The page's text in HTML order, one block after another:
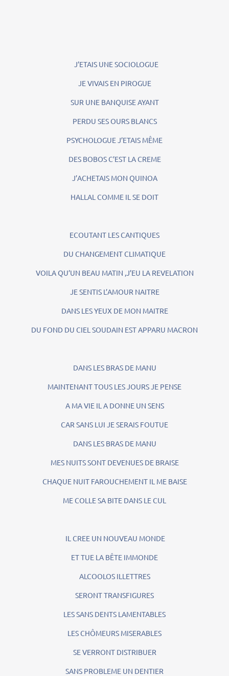
J’ETAIS UNE SOCIOLOGUE
JE VIVAIS EN PIROGUE
SUR UNE BANQUISE AYANT
PERDU SES OURS BLANCS
PSYCHOLOGUE J’ETAIS MÊME
DES BOBOS C’EST LA CREME
J’ACHETAIS MON QUINOA
HALLAL COMME IL SE DOIT
ECOUTANT LES CANTIQUES
DU CHANGEMENT CLIMATIQUE
VOILA QU’UN BEAU MATIN ,J’EU LA REVELATION
JE SENTIS L’AMOUR NAITRE
DANS LES YEUX DE MON MAITRE
DU FOND DU CIEL SOUDAIN EST APPARU MACRON
DANS LES BRAS DE MANU
MAINTENANT TOUS LES JOURS JE PENSE
A MA VIE IL A DONNE UN SENS
CAR SANS LUI JE SERAIS FOUTUE
DANS LES BRAS DE MANU
MES NUITS SONT DEVENUES DE BRAISE
CHAQUE NUIT FAROUCHEMENT IL ME BAISE
ME COLLE SA BITE DANS LE CUL
IL CREE UN NOUVEAU MONDE
ET TUE LA BÊTE IMMONDE
ALCOOLOS ILLETTRES
SERONT TRANSFIGURES
LES SANS DENTS LAMENTABLES
LES CHÔMEURS MISERABLES
SE VERRONT DISTRIBUER
SANS PROBLEME UN DENTIER